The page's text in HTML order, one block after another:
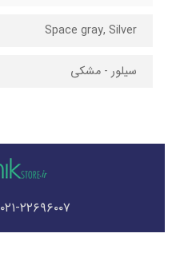
Space gray, Silver
سیلور - مشکی
۰۲۱-۲۲۶۹۶۰۰۷